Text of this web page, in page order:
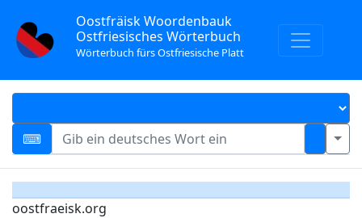
Oostfräisk Woordenbauk
Ostfriesisches Wörterbuch
Wörterbuch fürs Ostfriesische Platt
oostfraeisk.org